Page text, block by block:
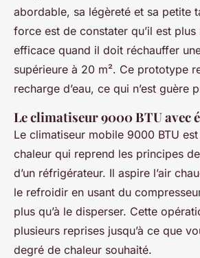
abordable, sa légèreté et sa petite
force est de constater qu’il est
efficace quand il doit réchauffer
supérieure à 20 m². Ce prototype
recharge d’eau, ce qui n’est guère
Le climatiseur 9000 BTU avec
Le climatiseur mobile 9000 BTU
chaleur qui reprend les principes
d’un réfrigérateur. Il aspire l’air
le refroidir en usant du
plus qu’à le disperser. Cette
plusieurs reprises jusqu’à ce que
degré de chaleur souhaité.